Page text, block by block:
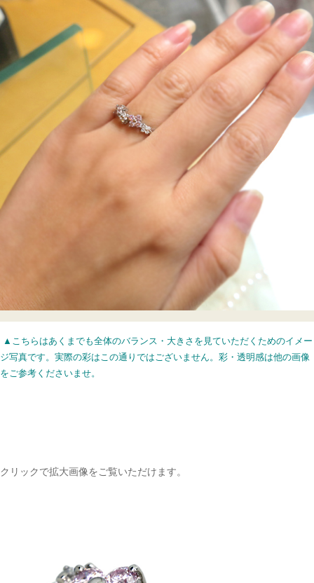
▲こちらはあくまでも全体のバランス・大きさを見ていただくためのイメー
ジ写真です。実際の彩はこの通りではございません。彩・透明感は他の画像
をご参考くださいませ。
クリックで拡大画像をご覧いただけます。
ご注文手続き
お買い物を続ける